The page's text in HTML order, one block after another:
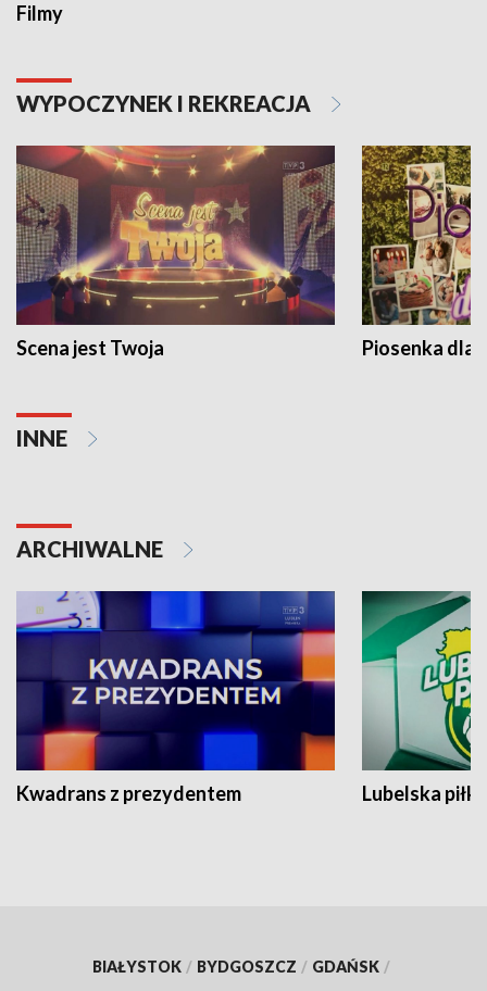
Filmy
WYPOCZYNEK I REKREACJA
Scena jest Twoja Piosenka dla
INNE
ARCHIWALNE
Kwadrans z prezydentem Lubelska piłka
BIAŁYSTOK / BYDGOSZCZ / GDAŃSK /